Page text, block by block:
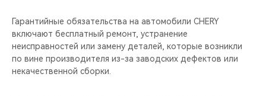
Гарантийные обязательства на автомобили CHERY
включают бесплатный ремонт, устранение
неисправностей или замену деталей, которые возникли
по вине производителя из-за заводских дефектов или
некачественной сборки.